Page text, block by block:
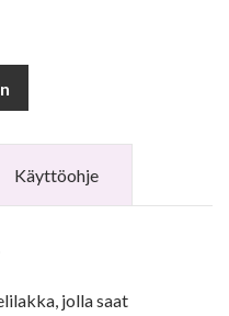
Käyttöohje
jolla saat